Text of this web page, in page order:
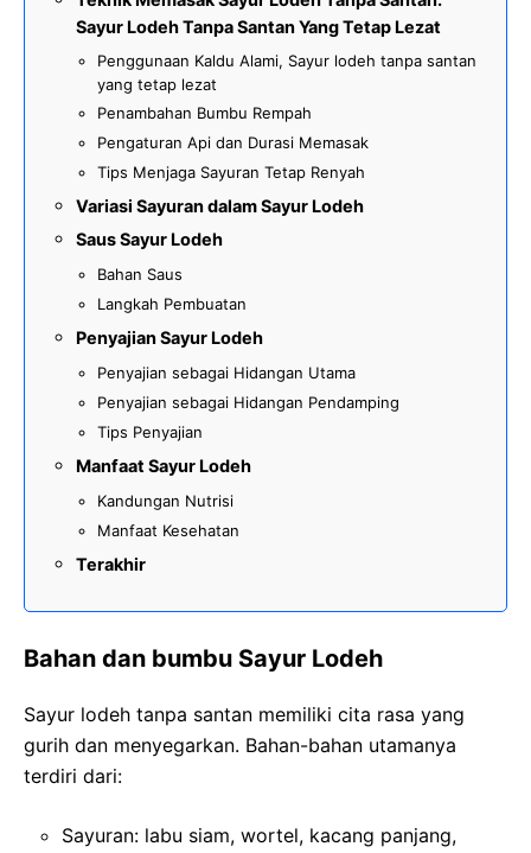
Sayur Lodeh Tanpa Santan Yang Tetap Lezat
Penggunaan Kaldu Alami, Sayur lodeh tanpa santan
yang tetap lezat
Penambahan Bumbu Rempah
Pengaturan Api dan Durasi Memasak
Tips Menjaga Sayuran Tetap Renyah
Variasi Sayuran dalam Sayur Lodeh
Saus Sayur Lodeh
Bahan Saus
Langkah Pembuatan
Penyajian Sayur Lodeh
Penyajian sebagai Hidangan Utama
Penyajian sebagai Hidangan Pendamping
Tips Penyajian
Manfaat Sayur Lodeh
Kandungan Nutrisi
Manfaat Kesehatan
Terakhir
Bahan dan bumbu Sayur Lodeh
Sayur lodeh tanpa santan memiliki cita rasa yang
gurih dan menyegarkan. Bahan-bahan utamanya
terdiri dari:
Sayuran: labu siam, wortel, kacang panjang,